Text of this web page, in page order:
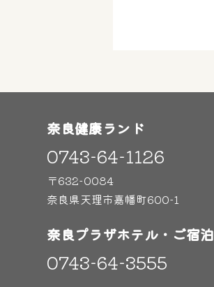
奈良健康ランド
0743-64-1126
〒632-0084
奈良県天理市嘉幡町600-1
奈良プラザホテル・ご宿泊
0743-64-3555